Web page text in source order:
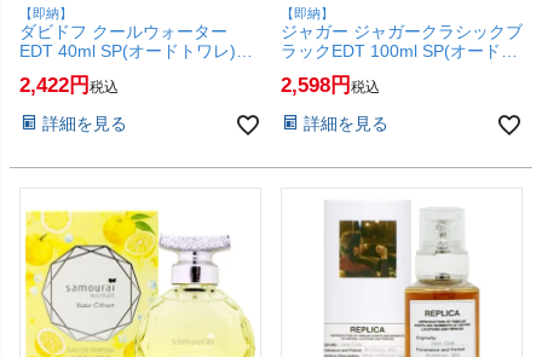
【即納】
ダビドフ クールウォーター
EDT 40ml SP(オードトワレ)
【香水】 【SBT】 (6005625)
2,422 税込
詳細を見る
【即納】
ジャガー ジャガークラシックブ
ラックEDT 100ml SP(オードト
ワレ)【香水】【SBT】
(6059619)
2,598 税込
詳細を見る